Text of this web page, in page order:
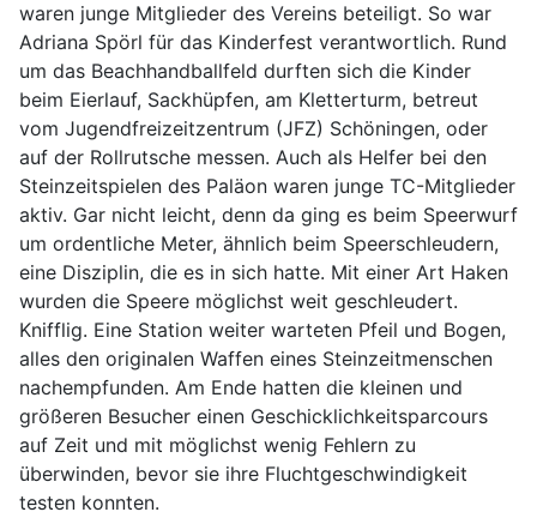
waren junge Mitglieder des Vereins beteiligt. So war
Adriana Spörl für das Kinderfest verantwortlich. Rund
um das Beachhandballfeld durften sich die Kinder
beim Eierlauf, Sackhüpfen, am Kletterturm, betreut
vom Jugendfreizeitzentrum (JFZ) Schöningen, oder
auf der Rollrutsche messen. Auch als Helfer bei den
Steinzeitspielen des Paläon waren junge TC-Mitglieder
aktiv. Gar nicht leicht, denn da ging es beim Speerwurf
um ordentliche Meter, ähnlich beim Speerschleudern,
eine Disziplin, die es in sich hatte. Mit einer Art Haken
wurden die Speere möglichst weit geschleudert.
Knifflig. Eine Station weiter warteten Pfeil und Bogen,
alles den originalen Waffen eines Steinzeitmenschen
nachempfunden. Am Ende hatten die kleinen und
größeren Besucher einen Geschicklichkeitsparcours
auf Zeit und mit möglichst wenig Fehlern zu
überwinden, bevor sie ihre Fluchtgeschwindigkeit
testen konnten.